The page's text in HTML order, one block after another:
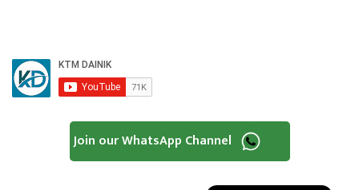
Join our WhatsApp Channel